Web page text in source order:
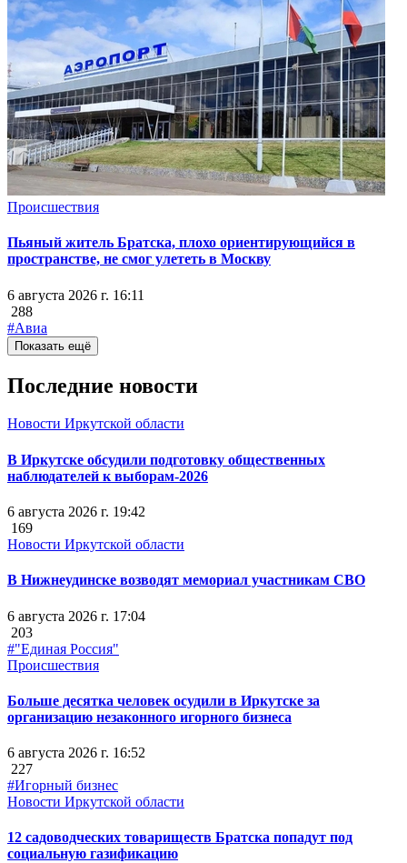
Происшествия
Пьяный житель Братска, плохо ориентирующийся в
пространстве, не смог улететь в Москву
6 августа 2026 г. 16:11
288
#Авиа
Показать ещё
Последние новости
Новости Иркутской области
В Иркутске обсудили подготовку общественных
наблюдателей к выборам-2026
6 августа 2026 г. 19:42
169
Новости Иркутской области
В Нижнеудинске возводят мемориал участникам СВО
6 августа 2026 г. 17:04
203
#"Единая Россия"
Происшествия
Больше десятка человек осудили в Иркутске за
организацию незаконного игорного бизнеса
6 августа 2026 г. 16:52
227
#Игорный бизнес
Новости Иркутской области
12 садоводческих товариществ Братска попадут под
социальную газификацию